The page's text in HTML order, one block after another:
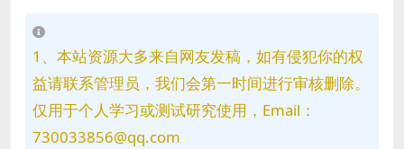
1、本站资源大多来自网友发稿，如有侵犯你的权
益请联系管理员，我们会第一时间进行审核删除。
仅用于个人学习或测试研究使用，Email：
730033856@qq.com